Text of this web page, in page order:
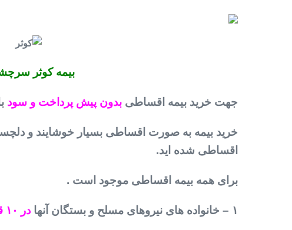
بیمه کوثر
جهت خرید بیمه اقساطی بدون پیش پرداخت و سود
خرید بیمه به صورت اقساطی بسیار خوشایند و
اقساطی شده اید.
برای همه بیمه اقساطی موجود است .
۱ – خانواده های نیروهای مسلح و بستگان آنها در ۱۰ قسط بدون پیش پرداخت و کارمزد